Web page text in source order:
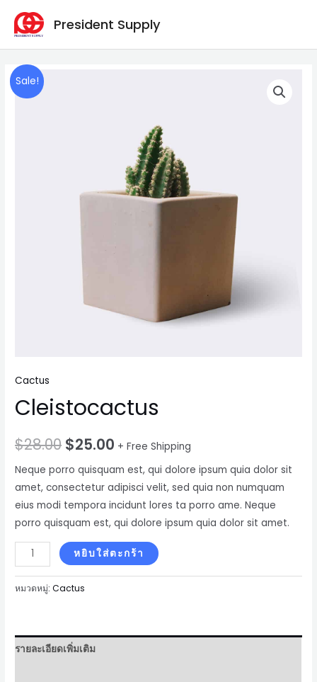
President Supply
Sale!
Cactus
Cleistocactus
$28.00 $25.00 + Free Shipping
Neque porro quisquam est, qui dolore ipsum quia dolor sit
amet, consectetur adipisci velit, sed quia non numquam
eius modi tempora incidunt lores ta porro ame. Neque
porro quisquam est, qui dolore ipsum quia dolor sit amet.
จำนวน
Cleistocactus
ชิ้น
หยิบใส่ตะกร้า
หมวดหมู่:Cactus
รายละเอียดเพิ่มเติม